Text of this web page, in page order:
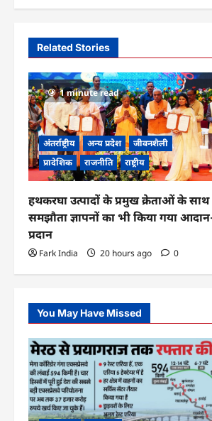
n
a
v
i
g
a
t
i
o
n
Related Stories
1 minute read
अंतर्राष्ट्रीय अन्य प्रदेश
जीवनशैली
प्रादेशिक
राजनीति राष्ट्रीय
हथकरघा उत्पादों के प्रमुख क्रेताओं के साथ
समझौता ज्ञापनों का भी किया गया
प्रदान
Fark India 20 hours ago 0
You May Have Missed